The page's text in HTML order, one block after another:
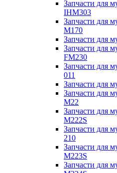
Запчасти для
IHM303
Запчасти для
M170
Запчасти для
Запчасти для
FM230
Запчасти для
011
Запчасти для
Запчасти для
M22
Запчасти для
M222S
Запчасти для
210
Запчасти для
M223S
Запчасти для